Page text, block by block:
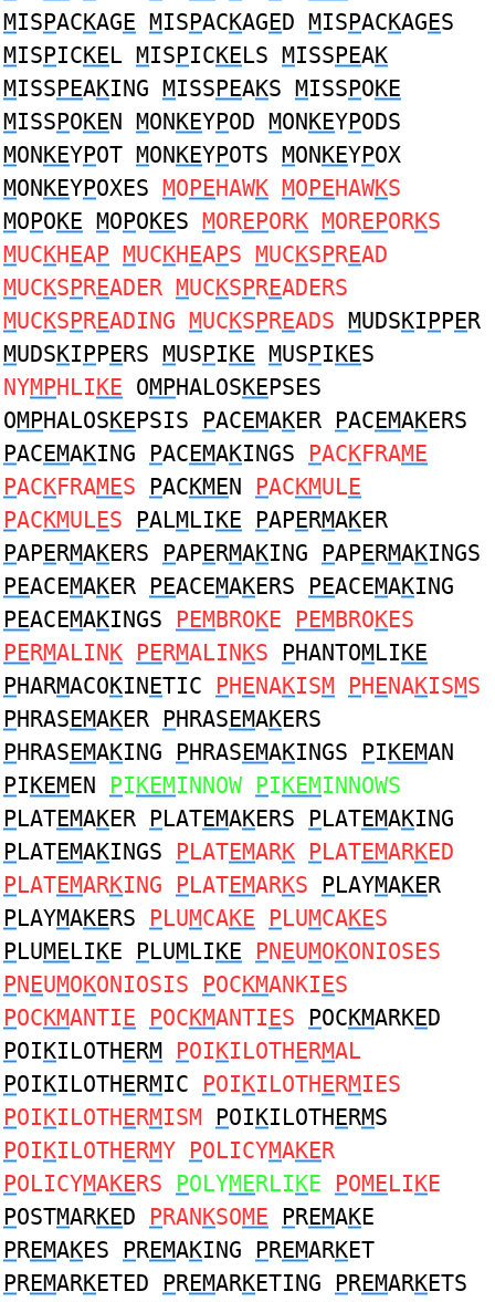
MISPACKAGE MISPACKAGED MISPACKAGES
MISPICKEL MISPICKELS MISSPEAK
MISSPEAKING MISSPEAKS MISSPOKE
MISSPOKEN MONKEYPOD MONKEYPODS
MONKEYPOT MONKEYPOTS MONKEYPOX
MONKEYPOXES MOPEHAWK MOPEHAWKS
MOPOKE MOPOKES MOREPORK MOREPORKS
MUCKHEAP MUCKHEAPS MUCKSPREAD
MUCKSPREADER MUCKSPREADERS
MUCKSPREADING MUCKSPREADS MUDSKIPPER
MUDSKIPPERS MUSPIKE MUSPIKES
NYMPHLIKE OMPHALOSKEPSES
OMPHALOSKEPSIS PACEMAKER PACEMAKERS
PACEMAKING PACEMAKINGS PACKFRAME
PACKFRAMES PACKMEN PACKMULE
PACKMULES PALMLIKE PAPERMAKER
PAPERMAKERS PAPERMAKING PAPERMAKINGS
PEACEMAKER PEACEMAKERS PEACEMAKING
PEACEMAKINGS PEMBROKE PEMBROKES
PERMALINK PERMALINKS PHANTOMLIKE
PHARMACOKINETIC PHENAKISM PHENAKISMS
PHRASEMAKER PHRASEMAKERS
PHRASEMAKING PHRASEMAKINGS PIKEMAN
PIKEMEN PIKEMINNOW PIKEMINNOWS
PLATEMAKER PLATEMAKERS PLATEMAKING
PLATEMAKINGS PLATEMARK PLATEMARKED
PLATEMARKING PLATEMARKS PLAYMAKER
PLAYMAKERS PLUMCAKE PLUMCAKES
PLUMELIKE PLUMLIKE PNEUMOKONIOSES
PNEUMOKONIOSIS POCKMANKIES
POCKMANTIE POCKMANTIES POCKMARKED
POIKILOTHERM POIKILOTHERMAL
POIKILOTHERMIC POIKILOTHERMIES
POIKILOTHERMISM POIKILOTHERMS
POIKILOTHERMY POLICYMAKER
POLICYMAKERS POLYMERLIKE POMELIKE
POSTMARKED PRANKSOME PREMAKE
PREMAKES PREMAKING PREMARKET
PREMARKETED PREMARKETING PREMARKETS